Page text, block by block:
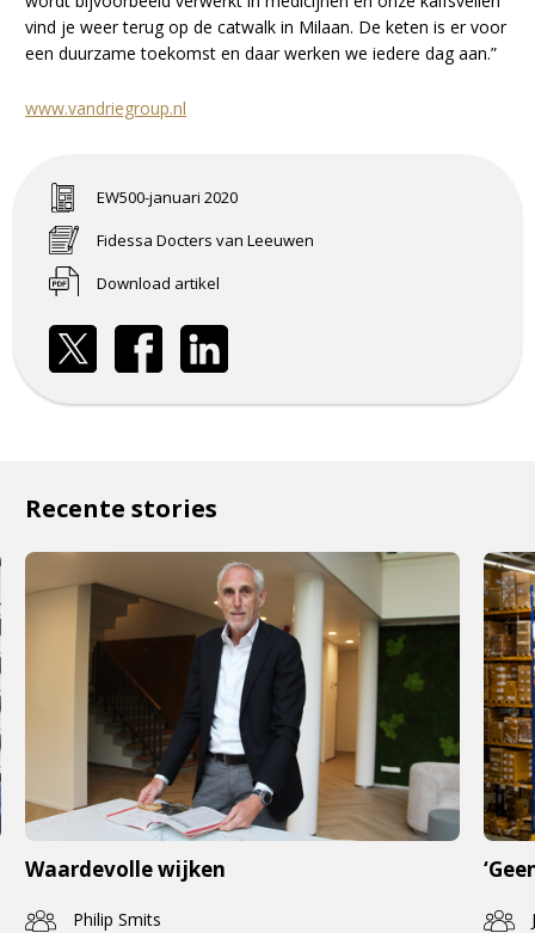
vind je weer terug op de catwalk in Milaan. De keten is er voor
een duurzame toekomst en daar werken we iedere dag aan.”
www.vandriegroup.nl
EW500-januari 2020
Fidessa Docters van Leeuwen
Download artikel
Recente stories
Waardevolle wijken
Philip Smits